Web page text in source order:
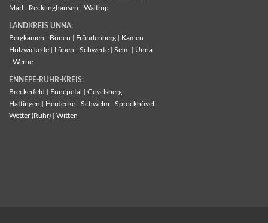
Marl
Recklinghausen Waltrop
LANDKREIS UNNA:
Bergkamen
Bönen Fröndenberg
Kamen
Holzwickede
Lünen Schwerte Selm
Unna
Werne
ENNEPE-RUHR-KREIS:
Breckerfeld
Ennepetal
Gevelsberg
Hattingen
Herdecke Schwelm
Sprockhövel
Wetter (Ruhr)
Witten